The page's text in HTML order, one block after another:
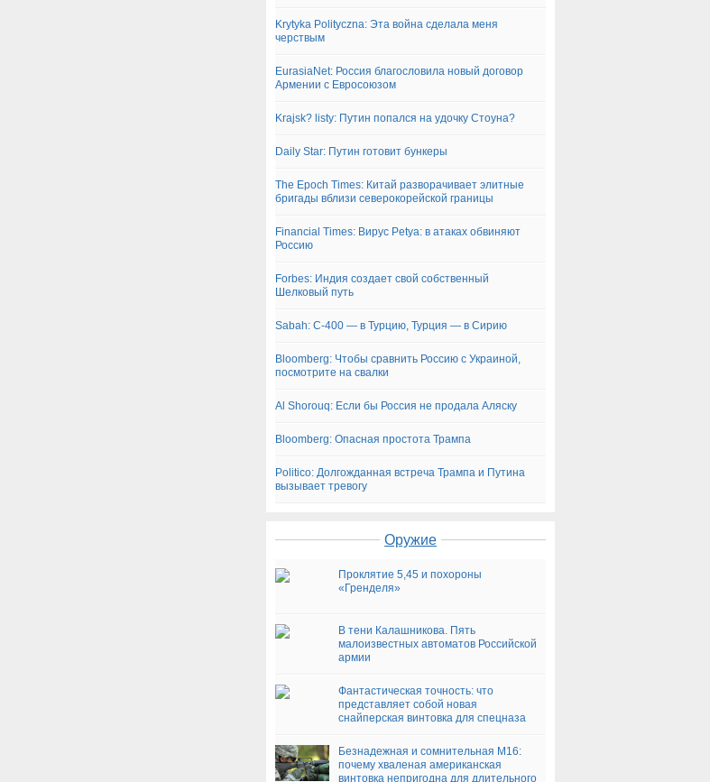
Krytyka Polityczna: Эта война сделала меня
черствым
EurasiaNet: Россия благословила новый договор
Армении с Евросоюзом
Krajsk? listy: Путин попался на удочку Стоуна?
Daily Star: Путин готовит бункеры
The Epoch Times: Китай разворачивает элитные
бригады вблизи северокорейской границы
Financial Times: Вирус Petya: в атаках обвиняют
Россию
Forbes: Индия создает свой собственный
Шелковый путь
Sabah: С-400 — в Турцию, Турция — в Сирию
Bloomberg: Чтобы сравнить Россию с Украиной,
посмотрите на свалки
Al Shorouq: Если бы Россия не продала Аляску
Bloomberg: Опасная простота Трампа
Politico: Долгожданная встреча Трампа и Путина
вызывает тревогу
Оружие
Проклятие 5,45 и похороны
«Гренделя»
В тени Калашникова. Пять
малоизвестных автоматов Российской
армии
Фантастическая точность: что
представляет собой новая
снайперская винтовка для спецназа
Безнадежная и сомнительная М16:
почему хваленая американская
винтовка непригодна для длительного